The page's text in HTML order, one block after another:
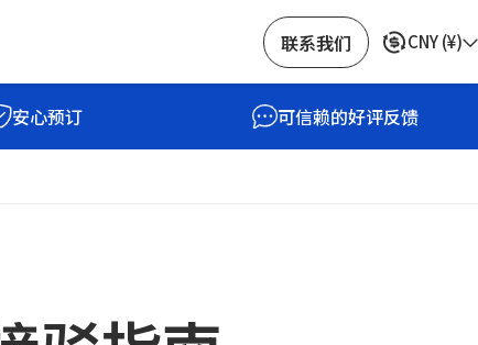
联系我们 CNY(¥)
安心预订 可信赖的好评反馈